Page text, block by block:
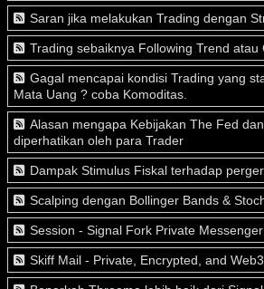
Saran jika melakukan Trading dengan
Trading sebaiknya Following Trend atau
Gagal mencapai kondisi Trading yang
Mata Uang ? coba Komoditas.
Alasan mengapa Kebijakan The Fed
diperhatikan oleh para Trader
Dampak Stimulus Fiskal terhadap
Scalping dengan Bollinger Bands &
Session - Signal Fork Private Messenger
Skiff Mail - Private, Encrypted, and Web3